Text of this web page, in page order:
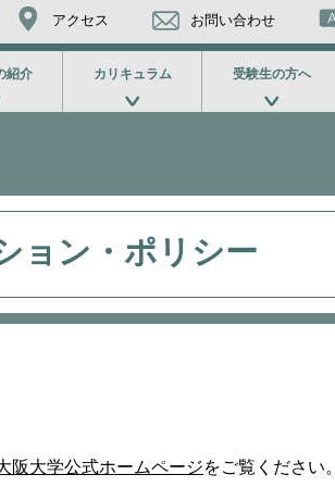
アクセス お問い合わせ
紹介 カリキュラム 受験生の方へ
ョン・ポリシー
阪大学公式ホームページをご覧ください。